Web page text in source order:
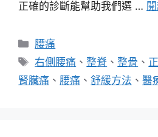
正確的診斷能幫助我們選 …
分
類
腰痛
標
籤
右側腰痛 、整脊 、整骨 、
腎臟痛 、 腰痛 、 舒緩方法 、 醫